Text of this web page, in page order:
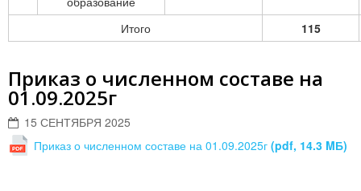
Итого
115
Приказ о численном составе на
01.09.2025г
15 СЕНТЯБРЯ 2025
Приказ о численном составе на 01.09.2025г (pdf, 14.3 MБ)